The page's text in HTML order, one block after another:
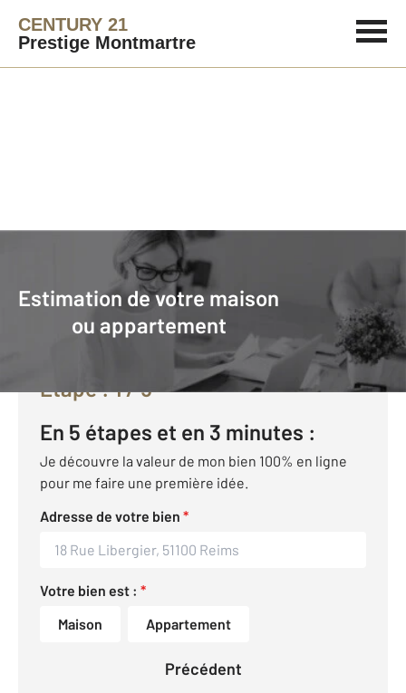
CENTURY 21
Prestige Montmartre
Estimation de votre maison
ou appartement
Vendre avec CENTURY 21 Prestige Montmartre
Faire estimer son bien avec
CENTURY 21 :
Etape :1/ 5
En 5 étapes et en 3 minutes :
Je découvre la valeur de mon bien 100% en ligne
pour me faire une première idée.
Adresse de votre bien *
Votre bien est : *
Maison
Appartement
Précédent